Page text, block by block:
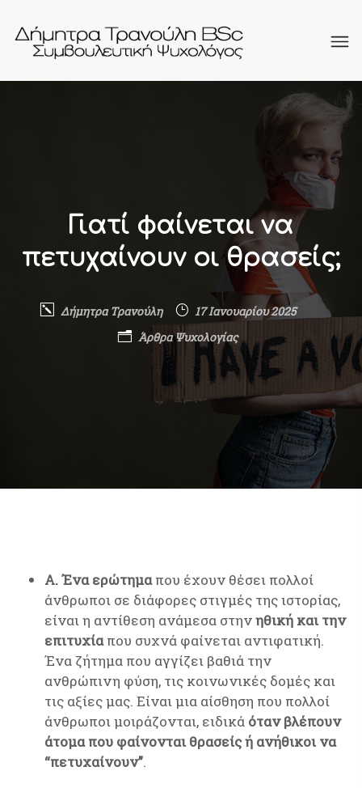
Γιατί φαίνεται να
πετυχαίνουν οι θρασείς;
Δήμητρα Τρανούλη
17 Ιανουαρίου 2025
Άρθρα Ψυχολογίας
Α. Ένα ερώτημαπου έχουν θέσει πολλοί
άνθρωποι σε διάφορες στιγμές της ιστορίας,
είναι η αντίθεση ανάμεσα στηνηθική και την
επιτυχίαπου συχνά φαίνεται αντιφατική.
Ένα ζήτημα που αγγίζει βαθιά την
ανθρώπινη φύση, τις κοινωνικές δομές και
τις αξίες μας. Είναι μια αίσθηση που πολλοί
άνθρωποι μοιράζονται, ειδικά όταν βλέπουν
άτομα που φαίνονται θρασείς ή ανήθικοι να
“πετυχαίνουν”.